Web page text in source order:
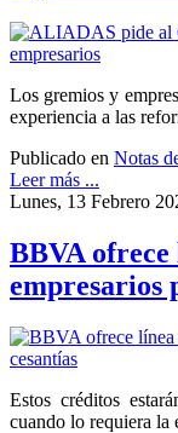
Los gremios y
experiencia a las
Publicado en Notas
Leer más ...
Lunes, 13 Febrero
BBVA
empresarios
Estos créditos
cuando lo requiera la